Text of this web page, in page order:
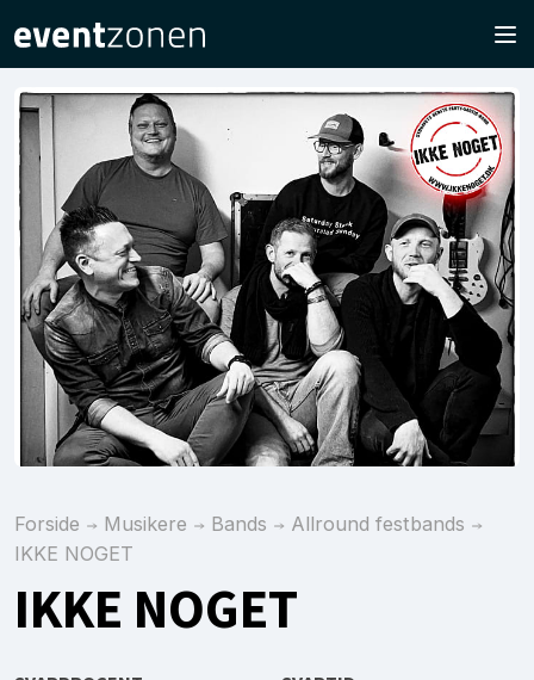
Forside Musikere Bands
Allround festbands
IKKE NOGET
IKKE NOGET